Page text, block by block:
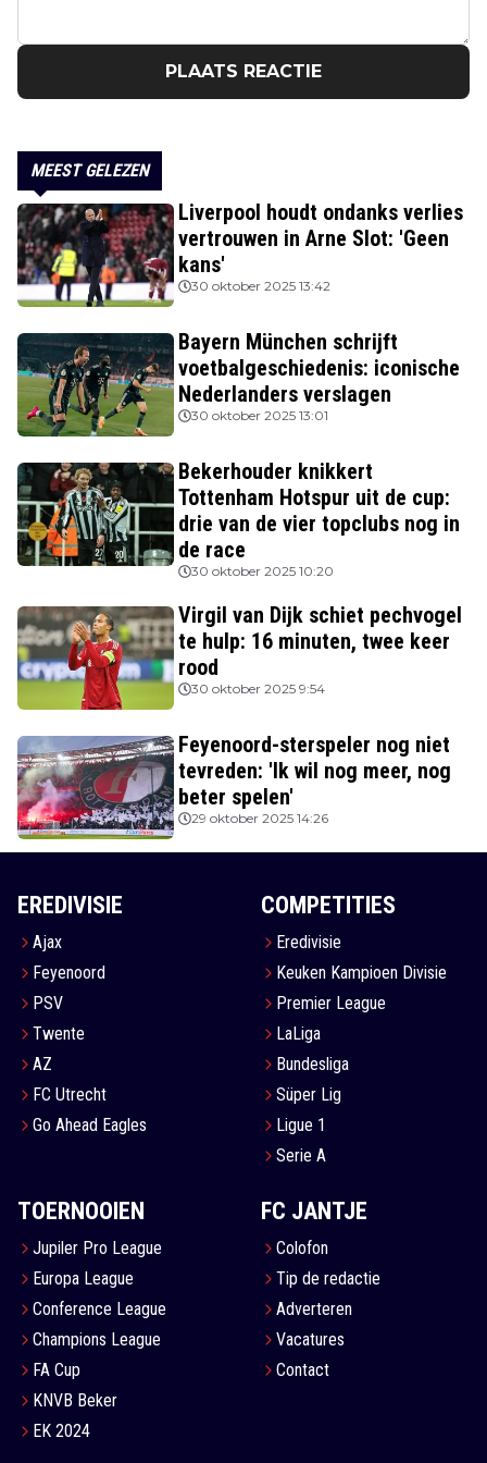
PLAATS REACTIE
MEEST GELEZEN
Liverpool houdt ondanks verlies
vertrouwen in Arne Slot: 'Geen
kans'
30 oktober 2025 13:42
Bayern München schrijft
voetbalgeschiedenis: iconische
Nederlanders verslagen
30 oktober 2025 13:01
Bekerhouder knikkert
Tottenham Hotspur uit de cup:
drie van de vier topclubs nog in
de race
30 oktober 2025 10:20
Virgil van Dijk schiet pechvogel
te hulp: 16 minuten, twee keer
rood
30 oktober 2025 9:54
Feyenoord-sterspeler nog niet
tevreden: 'Ik wil nog meer, nog
beter spelen'
29 oktober 2025 14:26
EREDIVISIE
Ajax
Feyenoord
PSV
Twente
AZ
FC Utrecht
Go Ahead Eagles
COMPETITIES
Eredivisie
Keuken Kampioen Divisie
Premier League
LaLiga
Bundesliga
Süper Lig
Ligue 1
Serie A
TOERNOOIEN
Jupiler Pro League
Europa League
Conference League
Champions League
FA Cup
KNVB Beker
EK 2024
FC JANTJE
Colofon
Tip de redactie
Adverteren
Vacatures
Contact